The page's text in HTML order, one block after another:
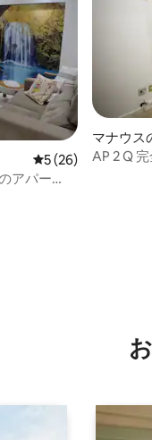
レビュー26件、5つ
5 (26)
アパー
マナウス
AP 2 Q